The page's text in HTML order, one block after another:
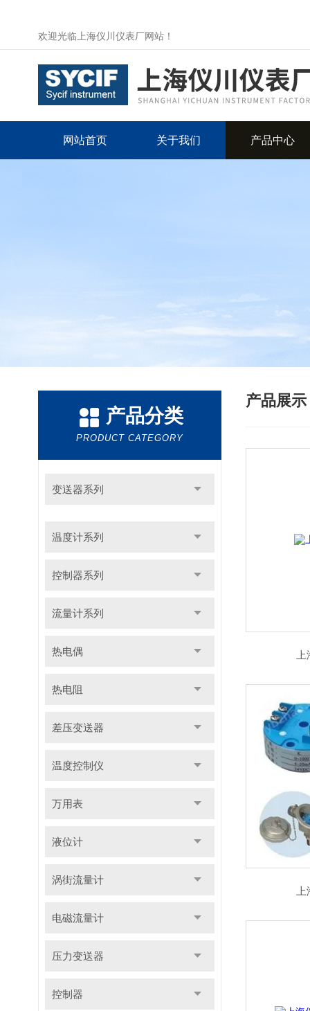
欢迎光临上海仪川仪表厂网站！
网站首页 关于我们 产品中心
产品分类
PRODUCT CATEGORY
变送器系列
温度计系列
控制器系列
流量计系列
热电偶
热电阻
差压变送器
温度控制仪
万用表
液位计
涡街流量计
电磁流量计
压力变送器
控制器
产品展示